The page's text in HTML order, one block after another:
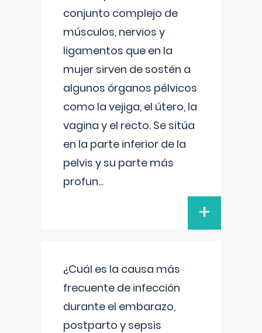
conjunto complejo de
músculos, nervios y
ligamentos que en la
mujer sirven de sostén a
algunos órganos pélvicos
como la vejiga, el útero, la
vagina y el recto. Se sitúa
en la parte inferior de la
pelvis y su parte más
profun...
+
¿Cuál es la causa más
frecuente de infección
durante el embarazo,
postparto y sepsis